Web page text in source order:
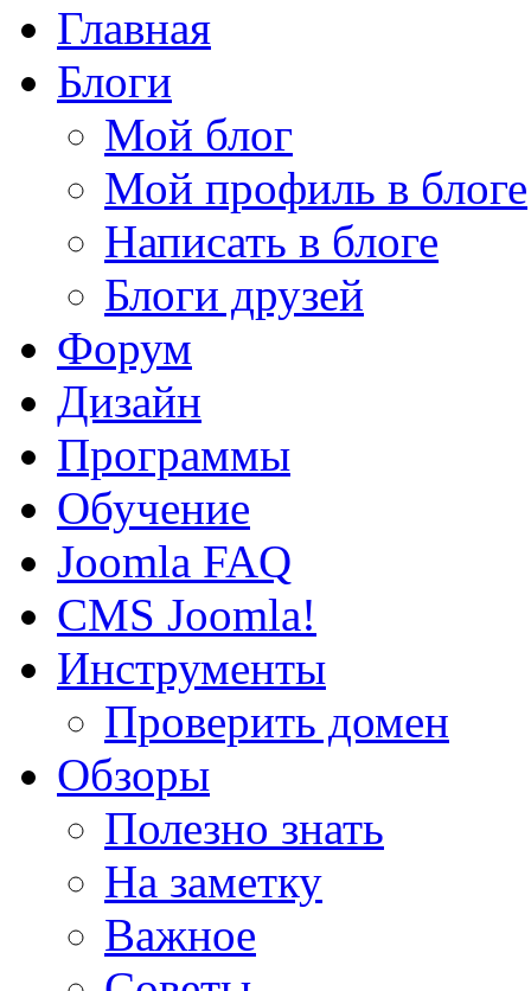
Главная
Блоги
Мой блог
Мой профиль в блоге
Написать в блоге
Блоги друзей
Форум
Дизайн
Программы
Обучение
Joomla FAQ
CMS Joomla!
Инструменты
Проверить домен
Обзоры
Полезно знать
На заметку
Важное